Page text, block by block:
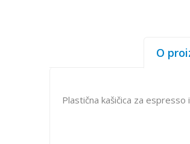
O
Plastična kašičica za